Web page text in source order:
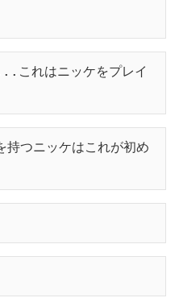
これはニッケをプレイ
持つニッケはこれが初め